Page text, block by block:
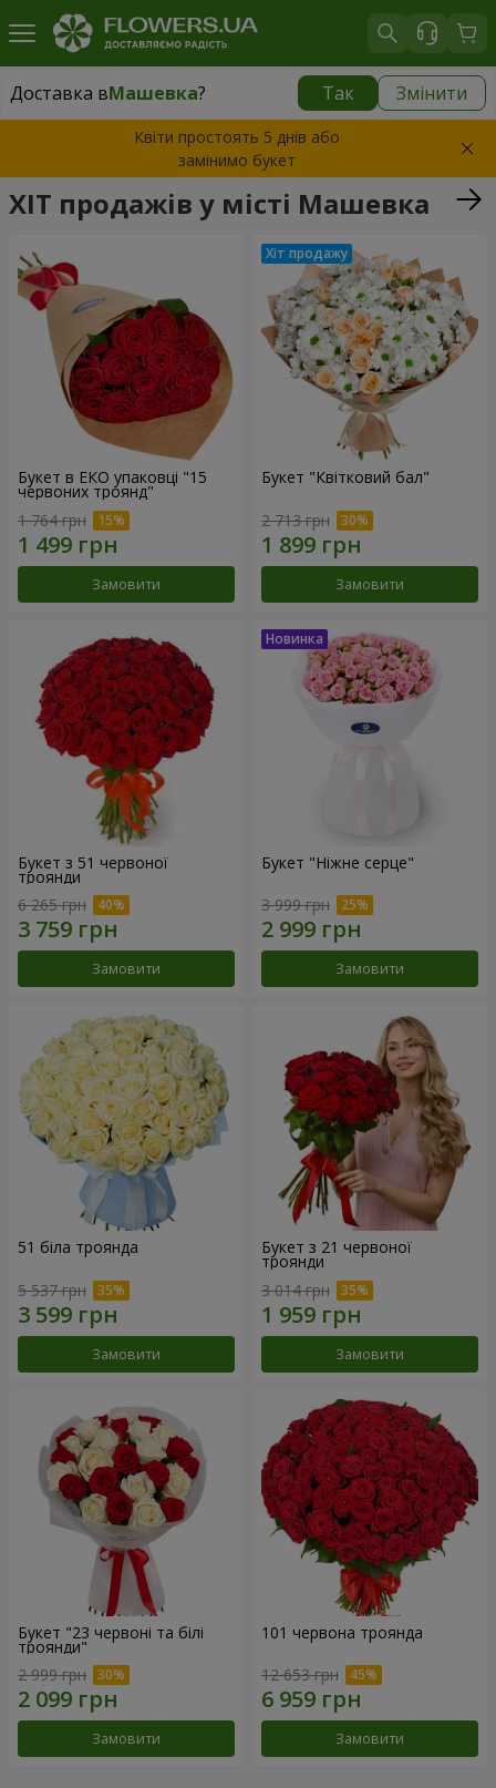
Доставка вМашевка? Так Змінити
Доставка вМашевка|
Квіти простоять 5 днів або
замінимо букет
ХІТ продажів у місті Машевка
Букет в ЕКО упаковці "15
червоних троянд"
1 764 грн
Замовити
Букет "Квітковий бал"
2 713 грн
Замовити
Букет з 51 червоної
троянди
6 265 грн
Замовити
Букет "Ніжне серце"
3 999 грн
Замовити
51 біла троянда
5 537 грн
Замовити
Букет з 21 червоної
троянди
3 014 грн
Замовити
Букет "23 червоні та білі
троянди"
2 999 грн
Замовити
101 червона троянда
12 653 грн
Замовити